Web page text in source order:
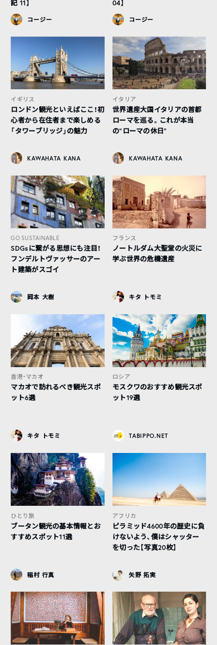
記 11】
コージー
04】
コージー
イギリス
ロンドン観光といえばここ！初
心者から在住者まで楽しめる
「タワーブリッジ」の魅力
KAWAHATA KANA
イタリア
世界遺産大国イタリアの首都
ローマを巡る。これが本当
の“ローマの休日”
KAWAHATA KANA
GO SUSTAINABLE
SDGsに繋がる思想にも注目！
フンデルトヴァッサーのアー
ト建築がスゴイ
岡本 大樹
フランス
ノートルダム大聖堂の火災に
学ぶ世界の危機遺産
キタ トモミ
香港・マカオ
マカオで訪れるべき観光スポ
ット6選
キタ トモミ
ロシア
モスクワのおすすめ観光スポ
ット19選
TABIPPO.NET
ひとり旅
ブータン観光の基本情報とお
すすめスポット11選
稲村 行真
アフリカ
ピラミッド4600年の歴史に負
けないよう、僕はシャッター
を切った【写真20枚】
矢野 拓実